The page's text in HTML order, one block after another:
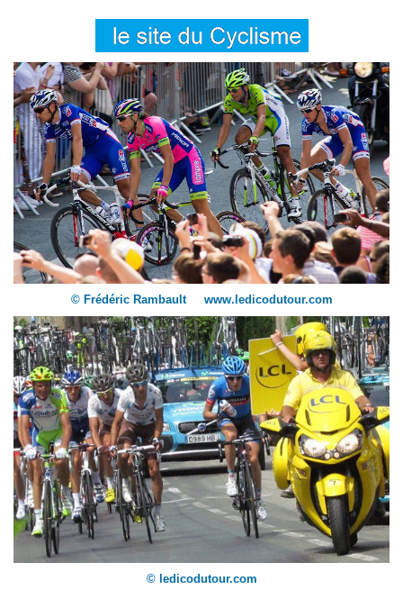
© Frédéric Rambault www.ledicodutour.com
© ledicodutour.com